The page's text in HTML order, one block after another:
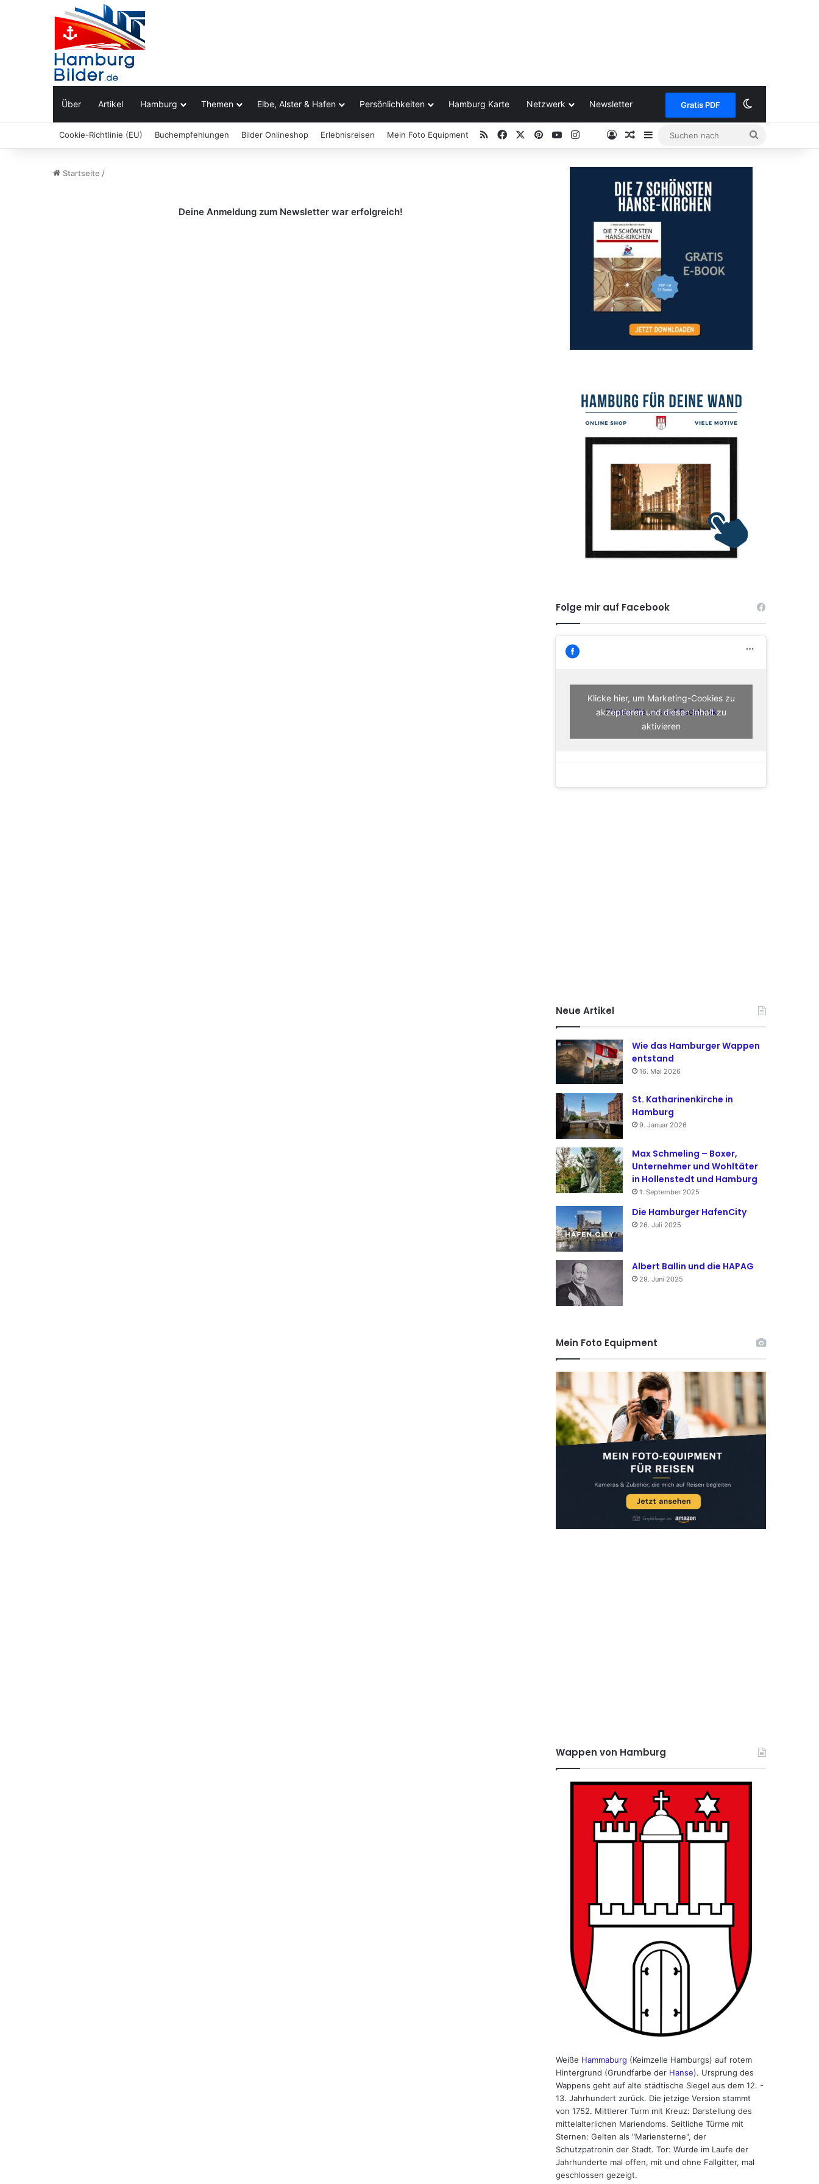
Über Artikel Hamburg Themen Elbe, Alster & Hafen Persönlichkeiten Hamburg Karte Netzwerk Newsletter Gratis PDF
Cookie-Richtlinie (EU) Buchempfehlungen Bilder Onlineshop Erlebnisreisen Mein Foto Equipment RSS FacebookPinterestYouTubeInstagram
Google
AnmeldenZufälliger Artikel
Sidebar
Startseite /
Deine Anmeldung zum Newsletter war erfolgreich!
Folge mir auf Facebook
Finden Sie uns auf Facebook
Klicke hier, um Marketing-Cookies zu
akzeptieren und diesen Inhalt zu
aktivieren
Neue Artikel
Wie das Hamburger Wappen
entstand
16. Mai 2026
St. Katharinenkirche in
Hamburg
9. Januar 2026
Max Schmeling – Boxer,
Unternehmer und Wohltäter
in Hollenstedt und Hamburg
1. September 2025
Die Hamburger HafenCity
26. Juli 2025
Albert Ballin und die HAPAG
29. Juni 2025
Mein Foto Equipment
Wappen von Hamburg
Weiße Hammaburg (Keimzelle Hamburgs) auf rotem
Hintergrund (Grundfarbe der Hanse). Ursprung des
Wappens geht auf alte städtische Siegel aus dem 12. -
13. Jahrhundert zurück. Die jetzige Version stammt
von 1752. Mittlerer Turm mit Kreuz: Darstellung des
mittelalterlichen Mariendoms. Seitliche Türme mit
Sternen: Gelten als "Mariensterne", der
Schutzpatronin der Stadt. Tor: Wurde im Laufe der
Jahrhunderte mal offen, mit und ohne Fallgitter, mal
geschlossen gezeigt.